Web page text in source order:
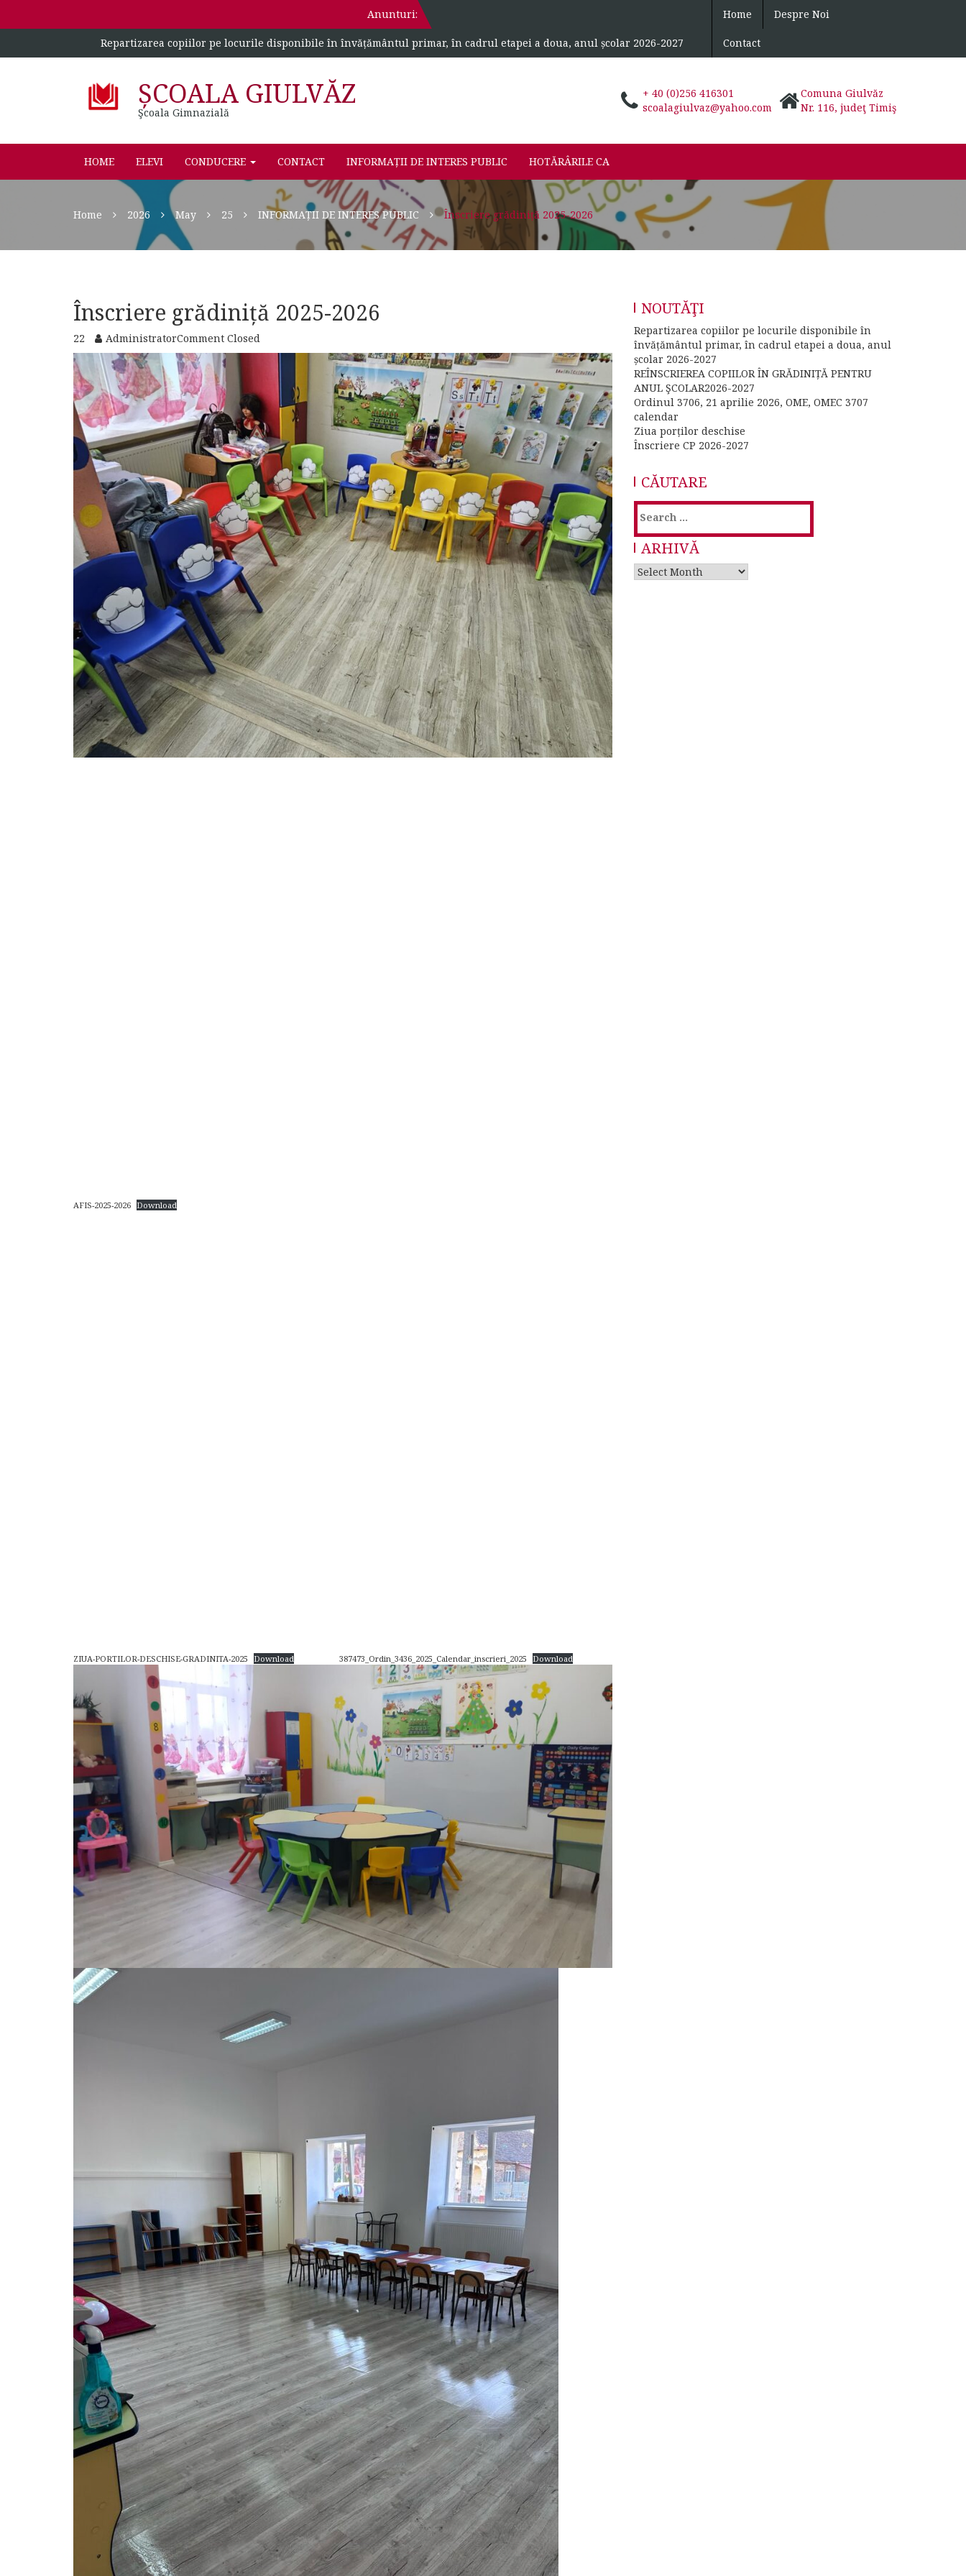
Anunturi:
Repartizarea copiilor pe locurile disponibile în învățământul primar, în cadrul etapei a doua, anul școlar 2026-2027
Home Despre Noi
Contact
ȘCOALA GIULVĂZ
Şcoala Gimnazială
+ 40 (0)256 416301
scoalagiulvaz@yahoo.com
Comuna Giulvăz
Nr. 116, judeţ Timiş
HOME ELEVI CONDUCERE CONTACT INFORMAȚII DE INTERES PUBLIC HOTĂRÂRILE CA
Home 2026 May 25 INFORMAȚII DE INTERES PUBLIC Înscriere grădiniță 2025-2026
Înscriere grădiniță 2025-2026
22 AdministratorComment Closed
AFIS-2025-2026 Download
ZIUA-PORTILOR-DESCHISE-GRADINITA-2025 Download 387473_Ordin_3436_2025_Calendar_inscrieri_2025 Download
NOUTĂŢI
Repartizarea copiilor pe locurile disponibile în
învățământul primar, în cadrul etapei a doua, anul
școlar 2026-2027
REÎNSCRIEREA COPIILOR ÎN GRĂDINIȚĂ PENTRU
ANUL ŞCOLAR2026-2027
Ordinul 3706, 21 aprilie 2026, OME, OMEC 3707
calendar
Ziua porților deschise
Înscriere CP 2026-2027
CĂUTARE
Search
for:
ARHIVĂ
Arhivă